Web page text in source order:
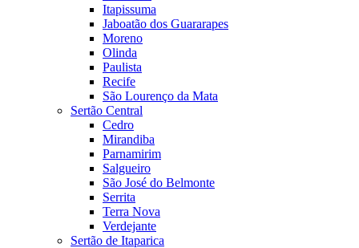
Itapissuma
Jaboatão dos Guararapes
Moreno
Olinda
Paulista
Recife
São Lourenço da Mata
Sertão Central
Cedro
Mirandiba
Parnamirim
Salgueiro
São José do Belmonte
Serrita
Terra Nova
Verdejante
Sertão de Itaparica